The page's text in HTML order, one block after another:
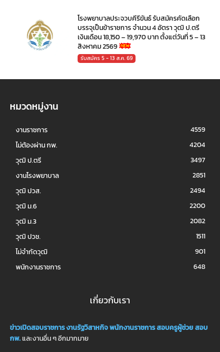
โรงพยาบาลประจวบคีรีขันธ์ รับสมัครคัดเลือก
บรรจุเป็นข้าราชการ จำนวน 4 อัตรา วุฒิ ป.ตรี
เงินเดือน 18,150 – 19,970 บาท ตั้งแต่วันที่ 5 – 13
สิงหาคม 2569
รับสมัคร 5 - 13 ส.ค. 69
หมวดหมู่งาน
งานราชการ
4559
ไม่ต้องผ่าน กพ.
4204
วุฒิ ป.ตรี
3497
งานโรงพยาบาล
2851
วุฒิ ปวส.
2494
วุฒิ ม.6
2200
วุฒิ ม.3
2082
วุฒิ ปวช.
1511
ไม่จำกัดวุฒิ
901
พนักงานราชการ
648
เกี่ยวกับเรา
ข่าวเปิดสอบราชการงานรัฐวิสาหกิจพนักงานราชการสอบครูผู้ช่วยสอบ
กพ.และงานอื่น ๆ อีกมากมาย